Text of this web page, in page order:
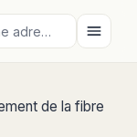
de la fibre